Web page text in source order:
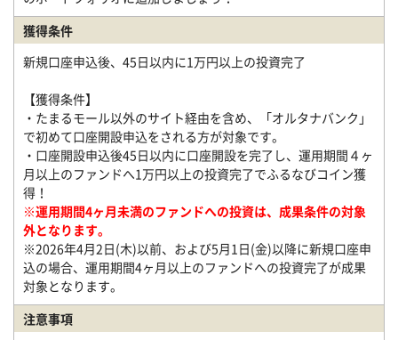
獲得条件
新規口座申込後、45日以内に1万円以上の投資完了
【獲得条件】
・たまるモール以外のサイト経由を含め、「オルタナバンク」
で初めて口座開設申込をされる方が対象です。
・口座開設申込後45日以内に口座開設を完了し、運用期間４ヶ
月以上のファンドへ1万円以上の投資完了でふるなびコイン獲
得！
※運用期間4ヶ月未満のファンドへの投資は、成果条件の対象
外となります。
※2026年4月2日(木)以前、および5月1日(金)以降に新規口座申
込の場合、運用期間4ヶ月以上のファンドへの投資完了が成果
対象となります。
注意事項